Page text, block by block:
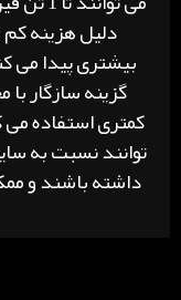
دلیل هزینه
بیشتری پیدا می
گزینه سازگار
کمتری استفاده
توانند نسبت به
داشته باشند و